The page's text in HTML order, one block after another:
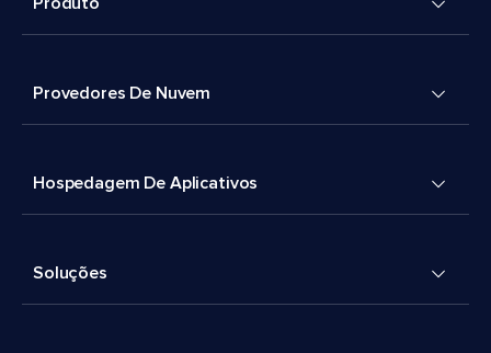
Provedores De Nuvem
Hospedagem De Aplicativos
Soluções